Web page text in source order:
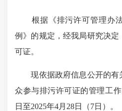
根据《排污许可管理办法
例》的规定，经我局研究决
可证。
现依据政府信息公开的有
众参与排污许可证的管理工
日至2025年4月28日（7日）。